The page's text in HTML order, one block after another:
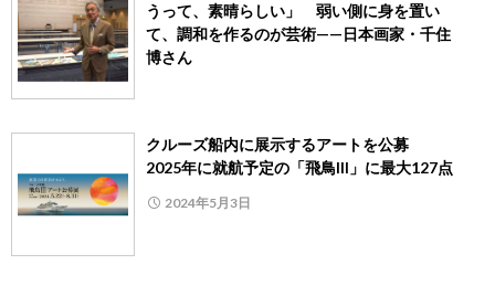
うって、素晴らしい」 弱い側に身を置い
て、調和を作るのが芸術——日本画家・千住
博さん
クルーズ船内に展示するアートを公募
2025年に就航予定の「飛鳥III」に最大127点
2024年5月3日